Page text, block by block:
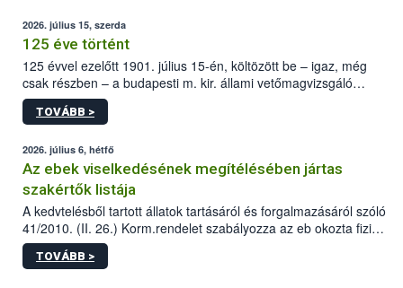
2026. július 15, szerda
125 éve történt
125 évvel ezelőtt 1901. július 15-én, költözött be – igaz, még
csak részben – a budapesti m. kir. állami vetőmagvizsgáló
állomás a Kis Rókus utca 15. szám alatti, Czigler Győző által
tervezett új épületébe.
TOVÁBB >
2026. július 6, hétfő
Az ebek viselkedésének megítélésében jártas
szakértők listája
A kedvtelésből tartott állatok tartásáról és forgalmazásáról szóló
41/2010. (II. 26.) Korm.rendelet szabályozza az eb okozta fizikai
sérülés, illetve ennek veszélye keletkezésekor felmerülő
hatósági feladatokat, valamint a veszélyes eb tartását és annak
TOVÁBB >